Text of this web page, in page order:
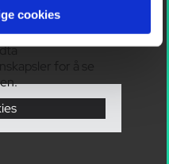
cookies
for å se